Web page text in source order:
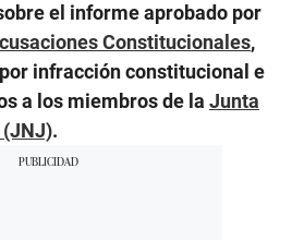
el informe aprobado por
Constitucionales,
infracción constitucional e
a los miembros de la Junta
.